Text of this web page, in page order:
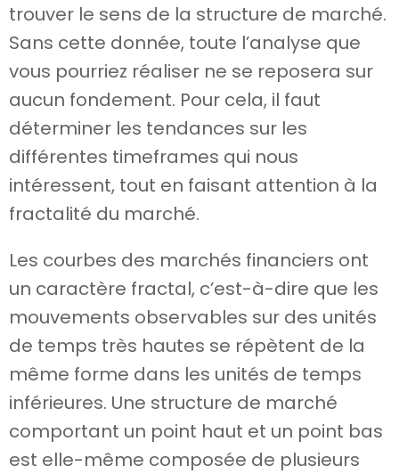
trouver le sens de la structure de marché.
Sans cette donnée, toute l’analyse que
vous pourriez réaliser ne se reposera sur
aucun fondement. Pour cela, il faut
déterminer les tendances sur les
différentes timeframes qui nous
intéressent, tout en faisant attention à la
fractalité du marché.
Les courbes des marchés financiers ont
un caractère fractal, c’est-à-dire que les
mouvements observables sur des unités
de temps très hautes se répètent de la
même forme dans les unités de temps
inférieures. Une structure de marché
comportant un point haut et un point bas
est elle-même composée de plusieurs